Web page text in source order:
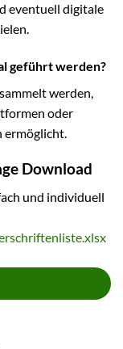
eventuell digitale
geführt werden?
werden,
oder
ermöglicht.
Download
und individuell